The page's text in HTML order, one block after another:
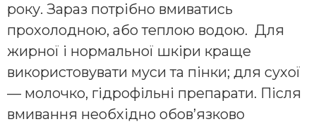
року. Зараз потрібно вмиватись
прохолодною, або теплою водою. Для
жирної і нормальної шкіри краще
використовувати муси та пінки; для сухої
— молочко, гідрофільні препарати. Після
вмивання необхідно обов’язково